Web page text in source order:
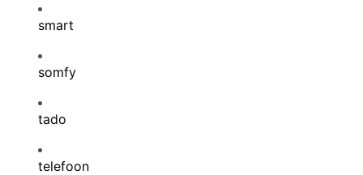
smart
somfy
tado
telefoon